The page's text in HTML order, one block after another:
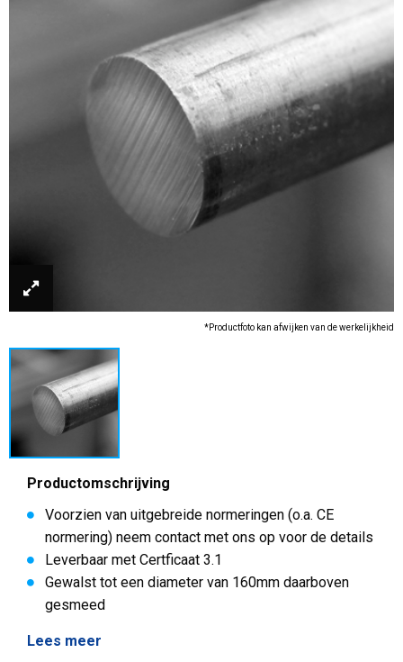
*Productfoto kan afwijken van de werkelijkheid
Productomschrijving
Voorzien van uitgebreide normeringen (o.a. CE
normering) neem contact met ons op voor de details
Leverbaar met Certficaat 3.1
Gewalst tot een diameter van 160mm daarboven
gesmeed
Lees meer